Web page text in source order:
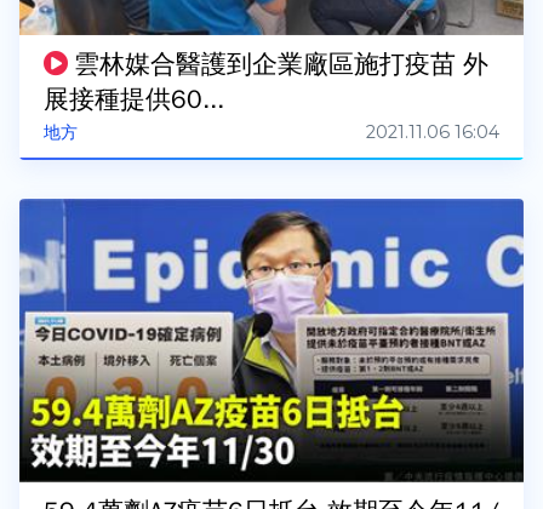
地方
雲林媒合醫護到企業廠區施打疫苗 外
展接種提供60...
2021.11.06 16:04